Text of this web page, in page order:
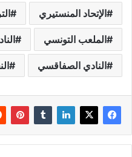
الإتحاد المنستيري
الملعب التونسي
النادي الصفاقسي